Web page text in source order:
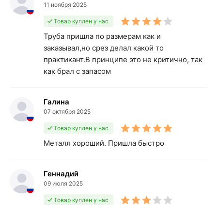
11 ноября 2025
Товар куплен у нас
Труба пришла по размерам как и
заказывал,но срез делал какой то
практикант.В принципе это не критично, так
как брал с запасом
Галина
07 октября 2025
Товар куплен у нас
Металл хороший. Пришла быстро
Геннадий
09 июля 2025
Товар куплен у нас